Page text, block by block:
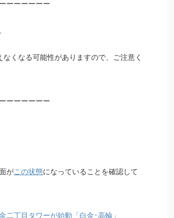
ーーーーーー
くなる可能性がありますので、ご注意く
ーーーーーー
がこの状態になっていることを確認して
丁目タワーが始動「白金･高輪」